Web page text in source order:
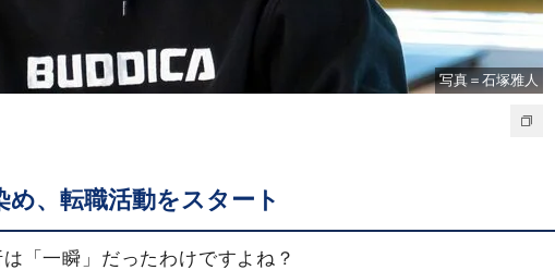
写真＝石塚雅人
、転職活動をスタート
「一瞬」だったわけですよね？